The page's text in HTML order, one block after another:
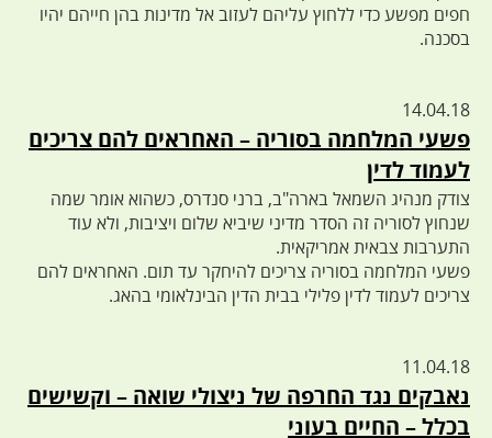
חפים מפשע כדי ללחוץ עליהם לעזוב אל מדינות בהן חייהם יהיו
בסכנה.
14.04.18
פשעי המלחמה בסוריה – האחראים להם צריכים
לעמוד לדין
צודק מנהיג השמאל בארה"ב, ברני סנדרס, כשהוא אומר שמה
שנחוץ לסוריה זה הסדר מדיני שיביא שלום ויציבות, ולא עוד
התערבות צבאית אמריקאית.
פשעי המלחמה בסוריה צריכים להיחקר עד תום. האחראים להם
צריכים לעמוד לדין פלילי בבית הדין הבינלאומי בהאג.
11.04.18
נאבקים נגד החרפה של ניצולי שואה – וקשישים
בכלל – החיים בעוני